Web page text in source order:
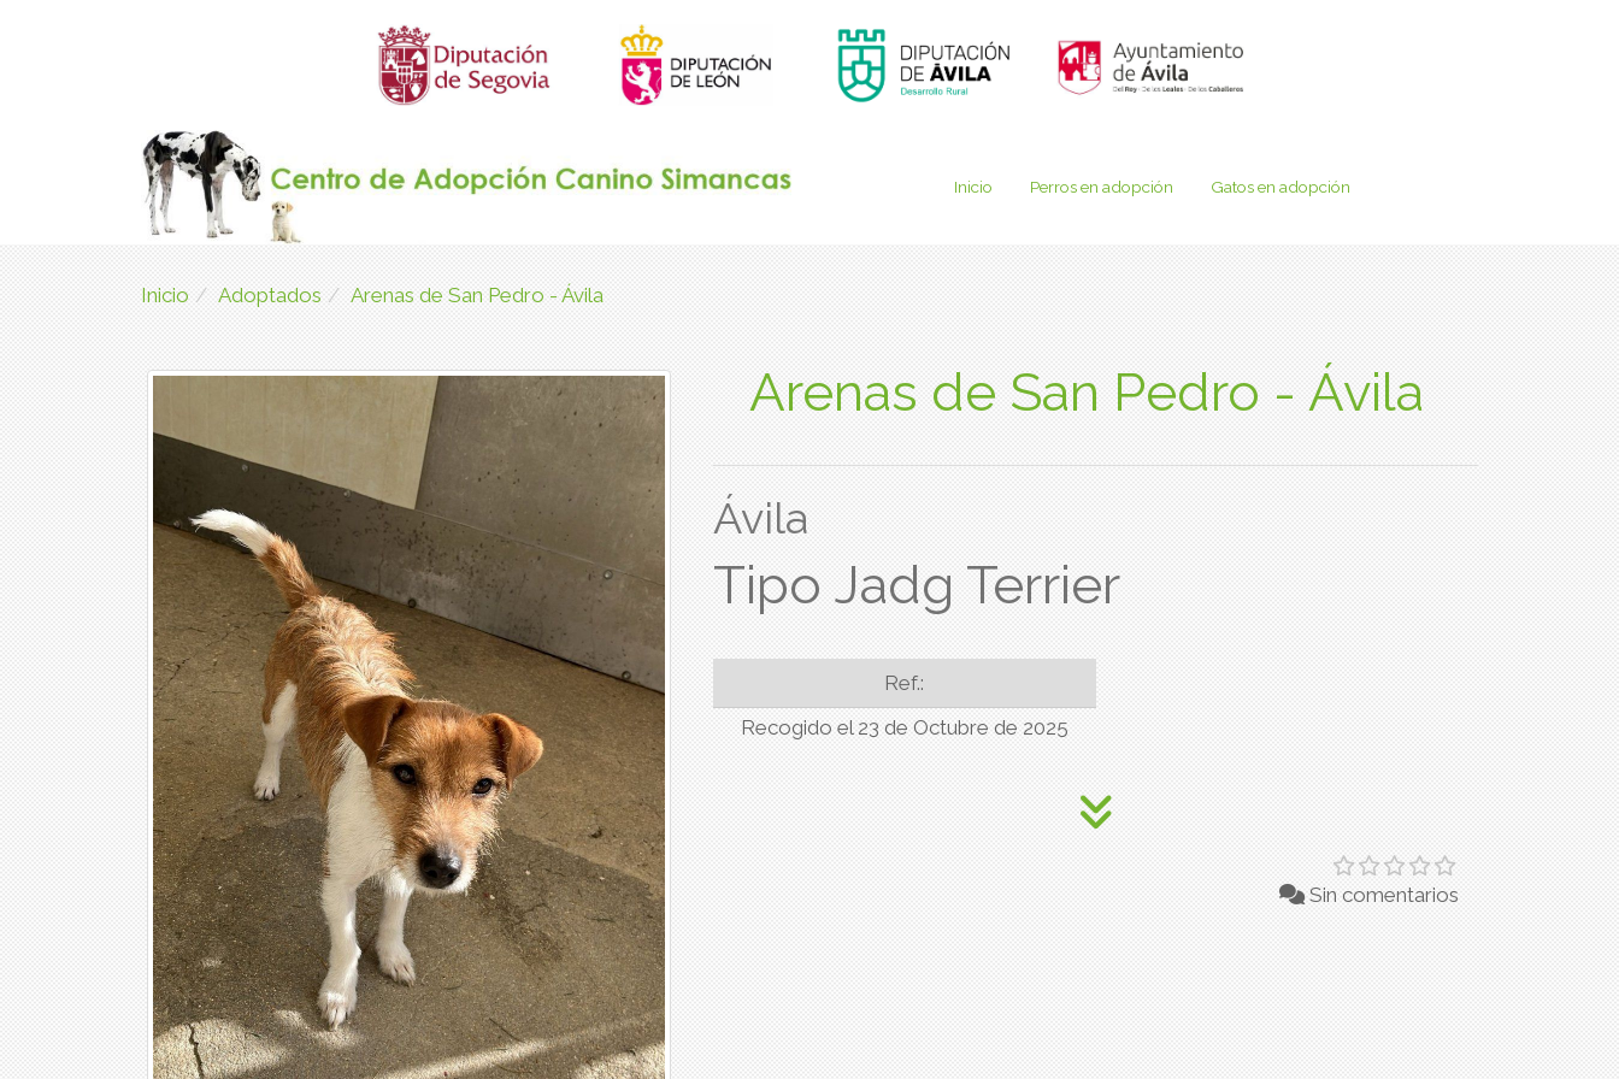
Inicio Perros en adopción Gatos en adopción
Inicio Adoptados Arenas de San Pedro - Ávila
Arenas de San Pedro - Ávila
Ávila
Tipo Jadg Terrier
Ref.:
Recogido el 23 de Octubre de 2025
Sin comentarios